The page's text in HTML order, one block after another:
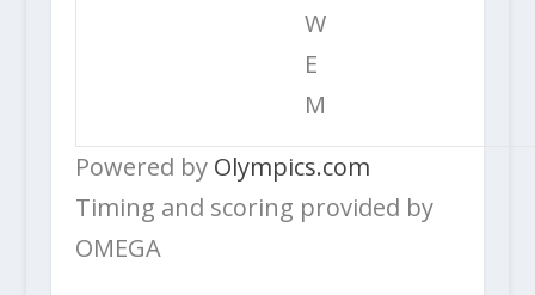
W
E
M
Powered by Olympics.com
Timing and scoring provided by
OMEGA